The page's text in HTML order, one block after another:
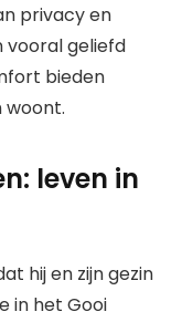
privacy en
vooral geliefd
bieden
woont.
leven in
hij en zijn gezin
in het Gooi